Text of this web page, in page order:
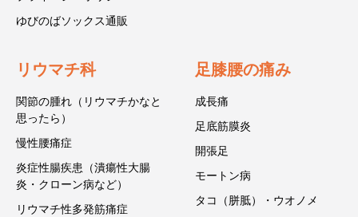
ゆびのばソックス通販
リウマチ科
関節の腫れ（リウマチかなと
思ったら）
慢性腰痛症
炎症性腸疾患（潰瘍性大腸
炎・クローン病など）
リウマチ性多発筋痛症
足膝腰の痛み
成長痛
足底筋膜炎
開張足
モートン病
タコ（胼胝）・ウオノメ